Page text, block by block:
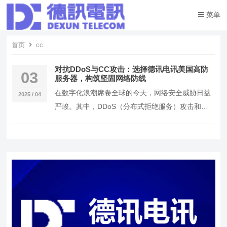
菜单
首页 cc
03
2025 / 04
对抗DDoS与CC攻击：选择德讯电讯美国高防
服务器，构筑坚固网络防线
在数字化浪潮席卷全球的今天，网络安全威胁日益
严峻。其中，DDoS（分布式拒绝服务）攻击和